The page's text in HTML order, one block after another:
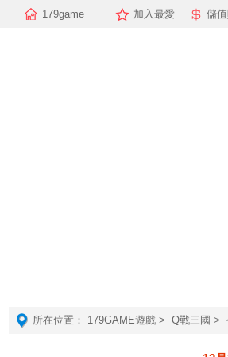
179game 加入最愛 儲
所在位置： 179GAME遊戲 > Q戰三國 >